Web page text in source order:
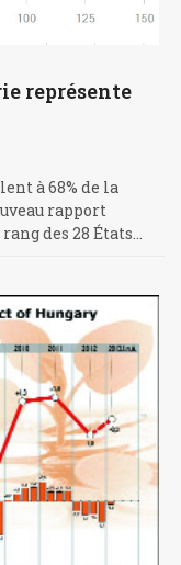
représente
à 68% de la
rapport
des 28 États…